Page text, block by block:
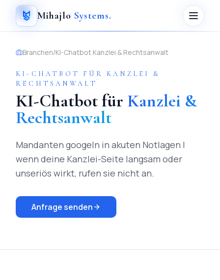
Mihajlo Systems.
Branchen/KI-Chatbot Kanzlei & Rechtsanwalt
KI-CHATBOT FÜR KANZLEI &
RECHTSANWALT
KI-Chatbotfür Kanzlei &
Rechtsanwalt
Mandanten googeln in akuten Notlagen |
wenn deine Kanzlei-Seite langsam oder
unseriös wirkt, rufen sie nicht an.
Anfrage senden